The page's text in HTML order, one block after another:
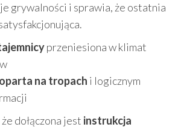
grywalności i sprawia, że ostatnia
przeniesiona w klimat
na tropach i logicznym
dołączona jest instrukcja